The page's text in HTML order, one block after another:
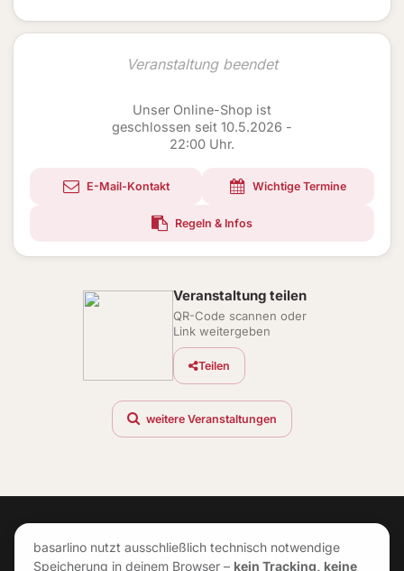
Veranstaltung beendet
Unser Online-Shop ist
geschlossen seit 10.5.2026 -
22:00 Uhr.
E-Mail-Kontakt Wichtige Termine
Regeln & Infos
Veranstaltung teilen
QR-Code scannen oder
Link weitergeben
Teilen
weitere Veranstaltungen
basarlino nutzt ausschließlich technisch notwendige
Speicherung in deinem Browser – kein Tracking, keine